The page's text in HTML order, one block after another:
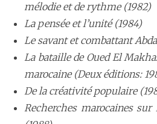
mélodie et de rythme (1982)
La pensée et l’unité (1984)
Le savant et combattant
La bataille de Oued El
marocaine (Deux éditions:
De la créativité populaire
Recherches marocaines